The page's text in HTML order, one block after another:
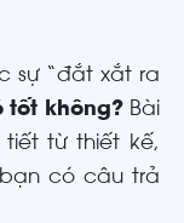
sự “đắt xắt ra
tốt không?Bài
từ thiết kế,
có câu trả